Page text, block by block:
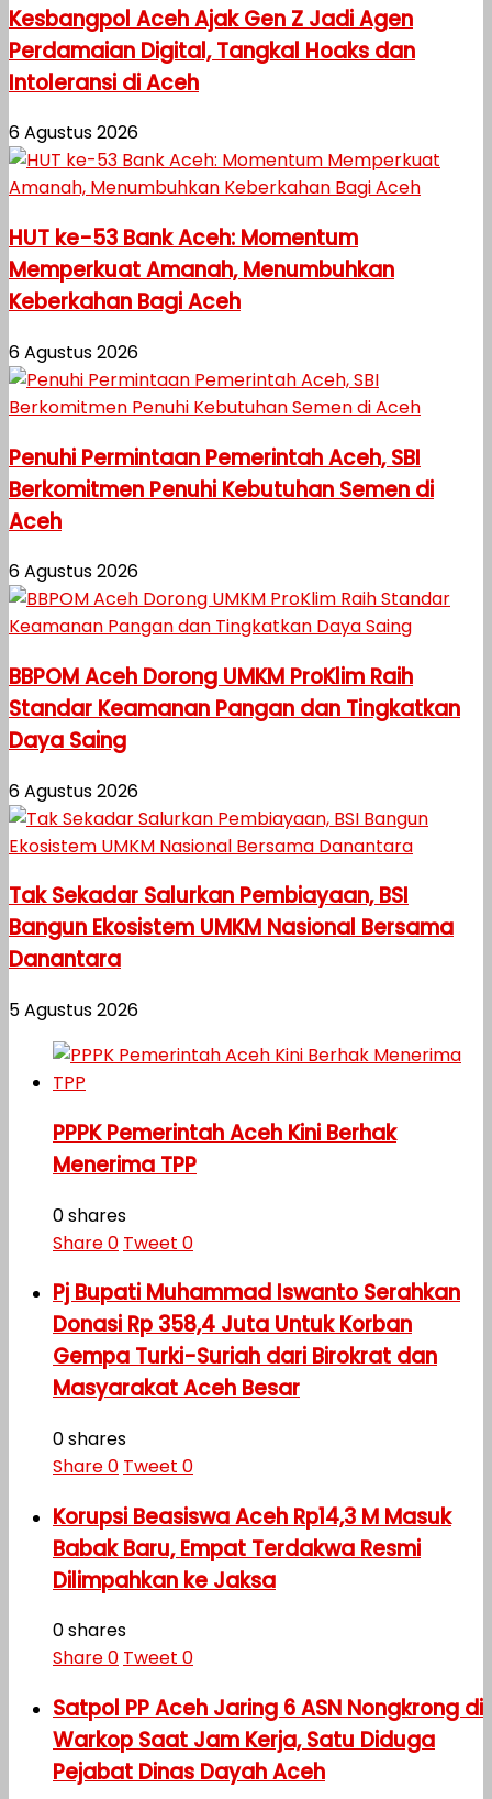
Kesbangpol Aceh Ajak Gen Z Jadi Agen
Perdamaian Digital, Tangkal Hoaks dan
Intoleransi di Aceh
6 Agustus 2026
HUT ke-53 Bank Aceh: Momentum
Memperkuat Amanah, Menumbuhkan
Keberkahan Bagi Aceh
6 Agustus 2026
Penuhi Permintaan Pemerintah Aceh, SBI
Berkomitmen Penuhi Kebutuhan Semen di
Aceh
6 Agustus 2026
BBPOM Aceh Dorong UMKM ProKlim Raih
Standar Keamanan Pangan dan Tingkatkan
Daya Saing
6 Agustus 2026
Tak Sekadar Salurkan Pembiayaan, BSI
Bangun Ekosistem UMKM Nasional Bersama
Danantara
5 Agustus 2026
PPPK Pemerintah Aceh Kini Berhak
Menerima TPP
0 shares
Share0 Tweet 0
Pj Bupati Muhammad Iswanto Serahkan
Donasi Rp 358,4 Juta Untuk Korban
Gempa Turki-Suriah dari Birokrat dan
Masyarakat Aceh Besar
0 shares
Share0 Tweet 0
Korupsi Beasiswa Aceh Rp14,3 M Masuk
Babak Baru, Empat Terdakwa Resmi
Dilimpahkan ke Jaksa
0 shares
Share0 Tweet 0
Satpol PP Aceh Jaring 6 ASN Nongkrong di
Warkop Saat Jam Kerja, Satu Diduga
Pejabat Dinas Dayah Aceh